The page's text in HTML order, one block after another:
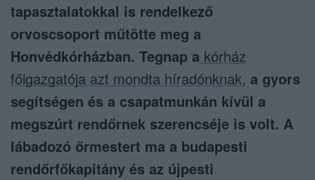
tapasztalatokkal is rendelkező
orvoscsoport műtötte meg a
Honvédkórházban. Tegnap a kórház
főigazgatója azt mondta híradónknak, a gyors
segítségen és a csapatmunkán kívül a
megszúrt rendőrnek szerencséje is volt. A
lábadozó őrmestert ma a budapesti
rendőrfőkapitány és az újpesti